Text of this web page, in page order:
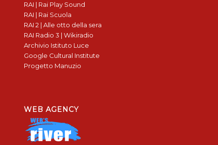
RAI | Rai Play Sound
RAI | Rai Scuola
RAI 2 | Alle otto della sera
RAI Radio 3 | Wikiradio
Archivio Istituto Luce
Google Cultural Institute
Progetto Manuzio
WEB AGENCY